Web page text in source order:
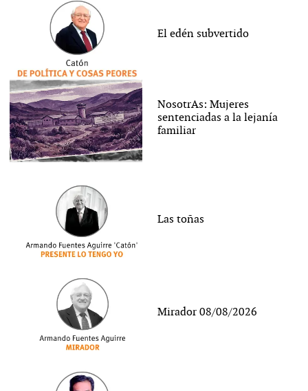
El edén subvertido
NosotrAs: Mujeres
sentenciadas a la lejanía
familiar
Las toñas
Mirador 08/08/2026